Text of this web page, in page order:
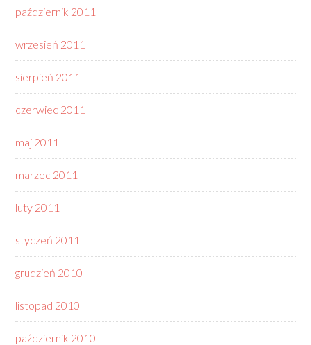
październik 2011
wrzesień 2011
sierpień 2011
czerwiec 2011
maj 2011
marzec 2011
luty 2011
styczeń 2011
grudzień 2010
listopad 2010
październik 2010